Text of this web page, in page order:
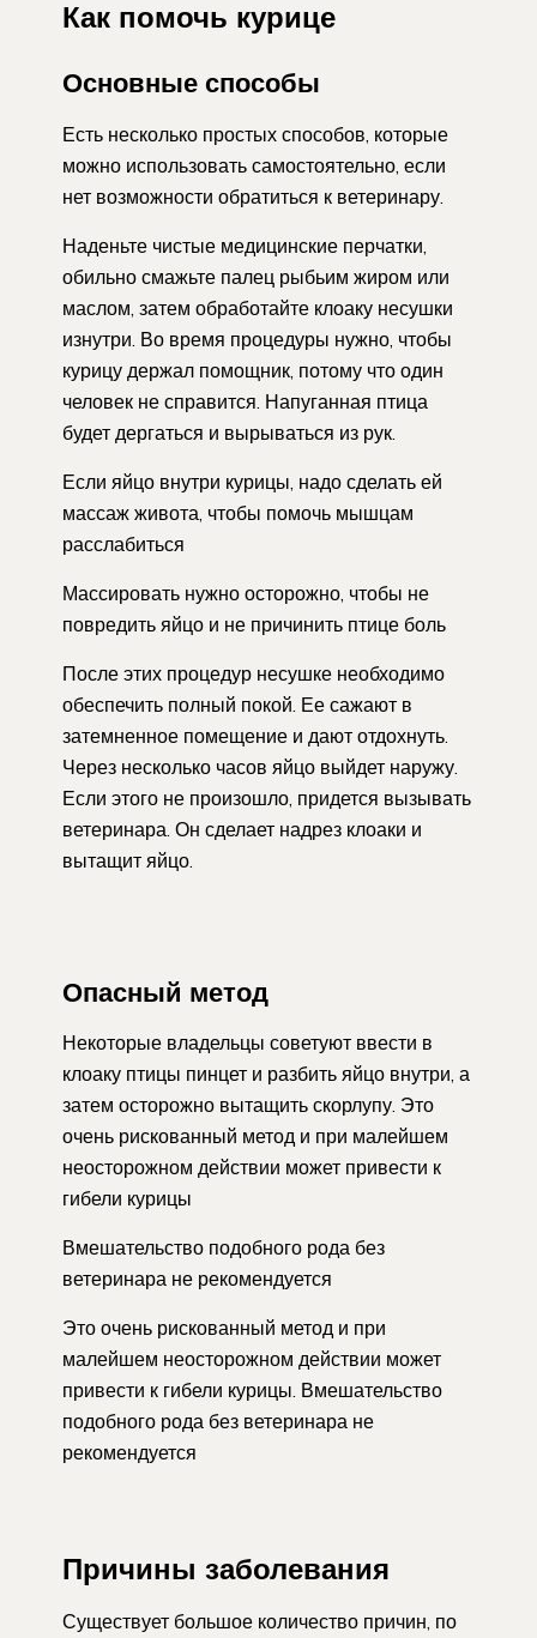
Как помочь курице
Основные способы
Есть несколько простых способов, которые
можно использовать самостоятельно, если
нет возможности обратиться к ветеринару.
Наденьте чистые медицинские перчатки,
обильно смажьте палец рыбьим жиром или
маслом, затем обработайте клоаку несушки
изнутри. Во время процедуры нужно, чтобы
курицу держал помощник, потому что один
человек не справится. Напуганная птица
будет дергаться и вырываться из рук.
Если яйцо внутри курицы, надо сделать ей
массаж живота, чтобы помочь мышцам
расслабиться
Массировать нужно осторожно, чтобы не
повредить яйцо и не причинить птице боль
После этих процедур несушке необходимо
обеспечить полный покой. Ее сажают в
затемненное помещение и дают отдохнуть.
Через несколько часов яйцо выйдет наружу.
Если этого не произошло, придется вызывать
ветеринара. Он сделает надрез клоаки и
вытащит яйцо.
Опасный метод
Некоторые владельцы советуют ввести в
клоаку птицы пинцет и разбить яйцо внутри, а
затем осторожно вытащить скорлупу. Это
очень рискованный метод и при малейшем
неосторожном действии может привести к
гибели курицы
Вмешательство подобного рода без
ветеринара не рекомендуется
Это очень рискованный метод и при
малейшем неосторожном действии может
привести к гибели курицы. Вмешательство
подобного рода без ветеринара не
рекомендуется
Причины заболевания
Существует большое количество причин, по